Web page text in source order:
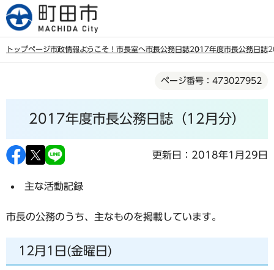
こ
の
す
トップページ市政情報ようこそ！市長室へ市長公務日誌2017年度市長公務日誌
ら
ページ番号：473027952
2017年度市長公務日誌（12月分）
更新日：2018年1月29日
主な活動記録
市長の公務のうち、主なものを掲載しています。
12月1日(金曜日)